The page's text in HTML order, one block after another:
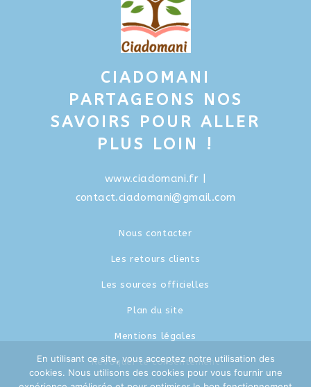
CIADOMANI
PARTAGEONS NOS
SAVOIRS POUR ALLER
PLUS LOIN !
www.ciadomani.fr
contact.ciadomani@gmail.com
Nous contacter
Les retours clients
Les sources officielles
Plan du site
Mentions légales
Révoquer le consentement
En utilisant ce site, vous acceptez notre utilisation des
cookies. Nous utilisons des cookies pour vous fournir une